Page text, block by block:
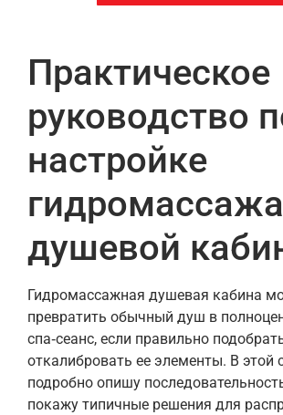
Практическое
руководство
настройке
душевой
Гидромассажная душевая кабина
превратить обычный душ в
спа‑сеанс, если правильно
откалибровать ее элементы. В этой
подробно опишу
покажу типичные решения для